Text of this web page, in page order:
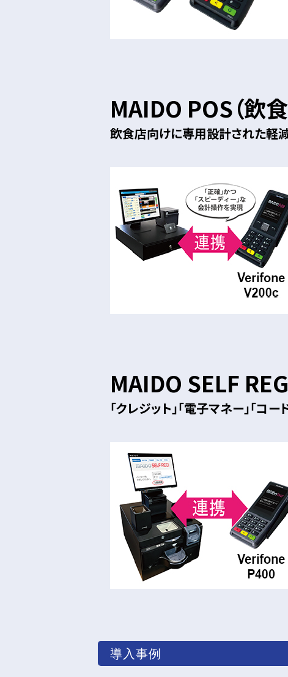
MAIDO POS（飲
飲食店向けに専用設計された軽
MAIDO SELF
「クレジット」「電子マネー」「
導入事例